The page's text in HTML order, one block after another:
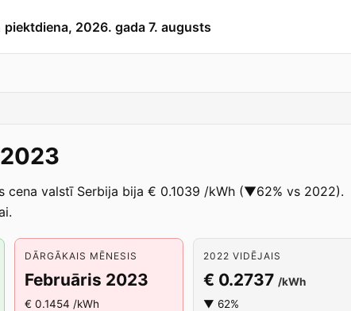
piektdiena, 2026. gada 7. augusts
valstī Serbija bija € 0.1039 /kWh (▼62% vs 2022).
DĀRGĀKAIS MĒNESIS
Februāris 2023
€ 0.1454 /kWh
2022 VIDĒJAIS
€ 0.2737 /kWh
▼ 62%